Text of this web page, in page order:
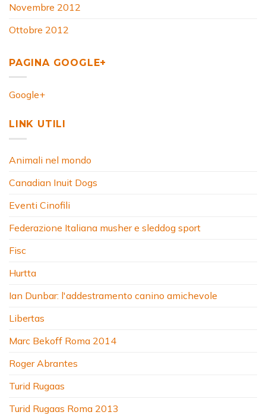
Novembre 2012
Ottobre 2012
PAGINA GOOGLE+
Google+
LINK UTILI
Animali nel mondo
Canadian Inuit Dogs
Eventi Cinofili
Federazione Italiana musher e sleddog sport
Fisc
Hurtta
Ian Dunbar: l'addestramento canino amichevole
Libertas
Marc Bekoff Roma 2014
Roger Abrantes
Turid Rugaas
Turid Rugaas Roma 2013